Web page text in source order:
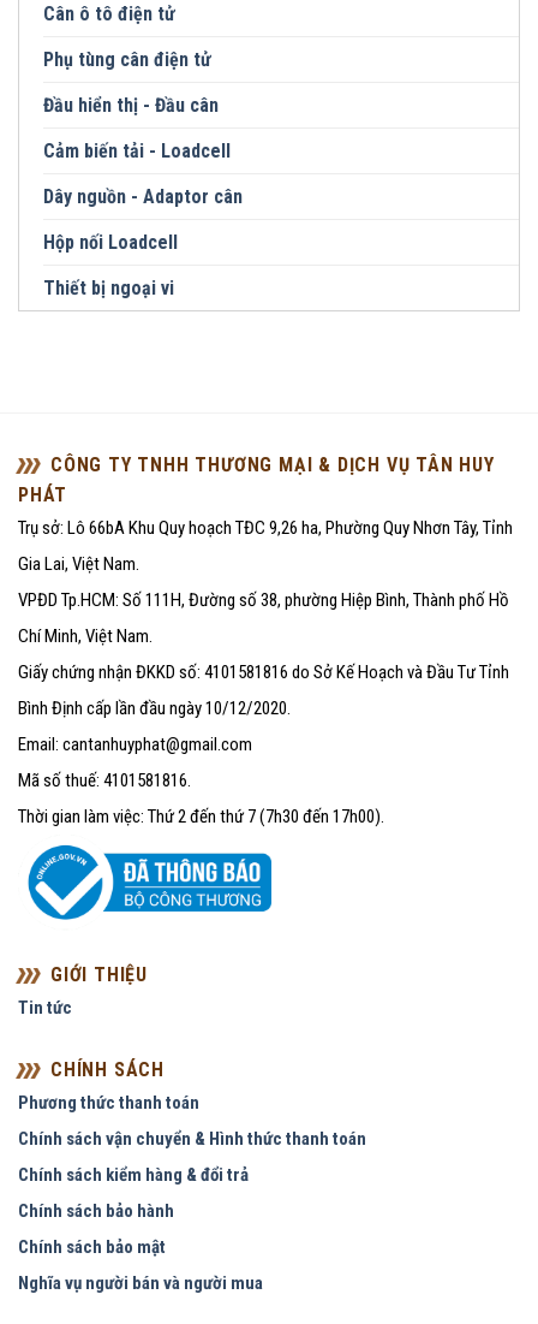
Cân ô tô điện tử
Phụ tùng cân điện tử
Đầu hiển thị - Đầu cân
Cảm biến tải - Loadcell
Dây nguồn - Adaptor cân
Hộp nối Loadcell
Thiết bị ngoại vi
CÔNG TY TNHH THƯƠNG MẠI & DỊCH VỤ TÂN HUY
PHÁT
Trụ sở: Lô 66bA Khu Quy hoạch TĐC 9,26 ha, Phường Quy Nhơn Tây, Tỉnh
Gia Lai, Việt Nam.
VPĐD Tp.HCM: Số 111H, Đường số 38, phường Hiệp Bình, Thành phố Hồ
Chí Minh, Việt Nam.
Giấy chứng nhận ĐKKD số: 4101581816 do Sở Kế Hoạch và Đầu Tư Tỉnh
Bình Định cấp lần đầu ngày 10/12/2020.
Email: cantanhuyphat@gmail.com
Mã số thuế: 4101581816.
Thời gian làm việc: Thứ 2 đến thứ 7 (7h30 đến 17h00).
GIỚI THIỆU
Tin tức
CHÍNH SÁCH
Phương thức thanh toán
Chính sách vận chuyển & Hình thức thanh toán
Chính sách kiểm hàng & đổi trả
Chính sách bảo hành
Chính sách bảo mật
Nghĩa vụ người bán và người mua